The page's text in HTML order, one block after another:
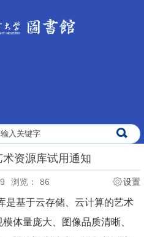
术资源库试用通知
浏览： 86 设置
基于云存储、云计算的艺术
体量庞大、图像品质清晰、